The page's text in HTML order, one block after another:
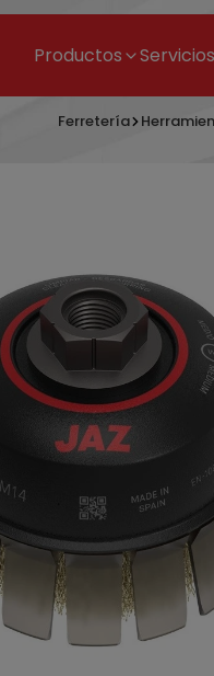
Productos Servicios
Ferretería
Bandas de